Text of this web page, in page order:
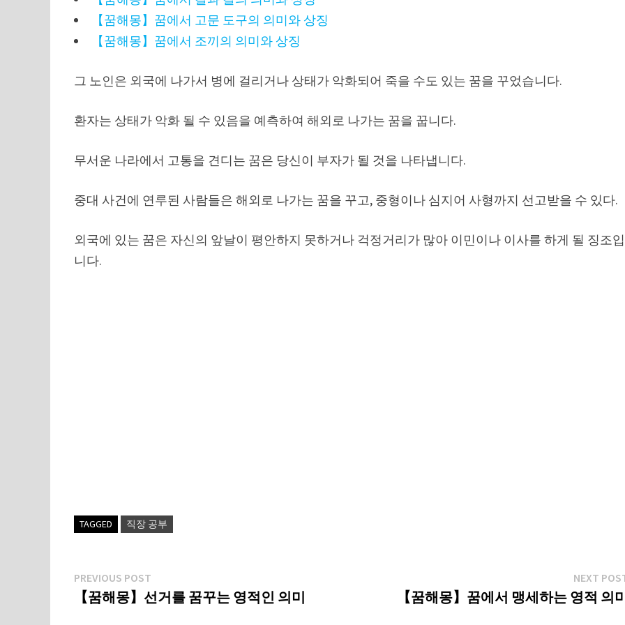
【꿈해몽】꿈에서 고문 도구의 의미와 상징
【꿈해몽】꿈에서 조끼의 의미와 상징
그 노인은 외국에 나가서 병에 걸리거나 상태가 악화되어 죽을 수도 있는 꿈을 꾸었습니다.
환자는 상태가 악화 될 수 있음을 예측하여 해외로 나가는 꿈을 꿉니다.
무서운 나라에서 고통을 견디는 꿈은 당신이 부자가 될 것을 나타냅니다.
중대 사건에 연루된 사람들은 해외로 나가는 꿈을 꾸고, 중형이나 심지어 사형까지 선고받을 수 있다.
외국에 있는 꿈은 자신의 앞날이 평안하지 못하거나 걱정거리가 많아 이민이나 이사를 하게 될 징조입
니다.
TAGGED 직장 공부
글
탐
PREVIOUS POST
post:
【꿈해몽】선거를 꿈꾸는 영적인 의미
NEXT
【꿈해몽】꿈에서 맹세하는 영적 의